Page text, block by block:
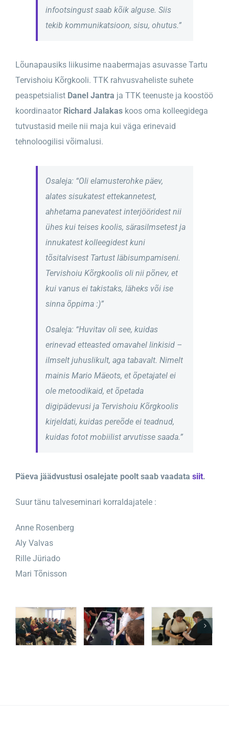
infootsingust saab kõik alguse. Siis
tekib kommunikatsioon, sisu, ohutus.”
Lõunapausiks liikusime naabermajas asuvasse Tartu
Tervishoiu Kõrgkooli. TTK rahvusvaheliste suhete
peaspetsialist Danel Jantra ja TTK teenuste ja koostöö
koordinaator Richard Jalakas koos oma kolleegidega
tutvustasid meile nii maja kui väga erinevaid
tehnoloogilisi võimalusi.
Osaleja: “Oli elamusterohke päev,
alates sisukatest ettekannetest,
ahhetama panevatest interjööridest nii
ühes kui teises koolis, särasilmsetest ja
innukatest kolleegidest kuni
tõsitalvisest Tartust läbisumpamiseni.
Tervishoiu Kõrgkoolis oli nii põnev, et
kui vanus ei takistaks, läheks või ise
sinna õppima :)”
Osaleja: “Huvitav oli see, kuidas
erinevad etteasted omavahel linkisid –
ilmselt juhuslikult, aga tabavalt. Nimelt
mainis Mario Mäeots, et õpetajatel ei
ole metoodikaid, et õpetada
digipädevusi ja Tervishoiu Kõrgkoolis
kirjeldati, kuidas pereõde ei teadnud,
kuidas fotot mobiilist arvutisse saada.”
Päeva jäädvustusi osalejate poolt saab vaadata siit.
Suur tänu talveseminari korraldajatele :
Anne Rosenberg
Aly Valvas
Rille Jüriado
Mari Tõnisson